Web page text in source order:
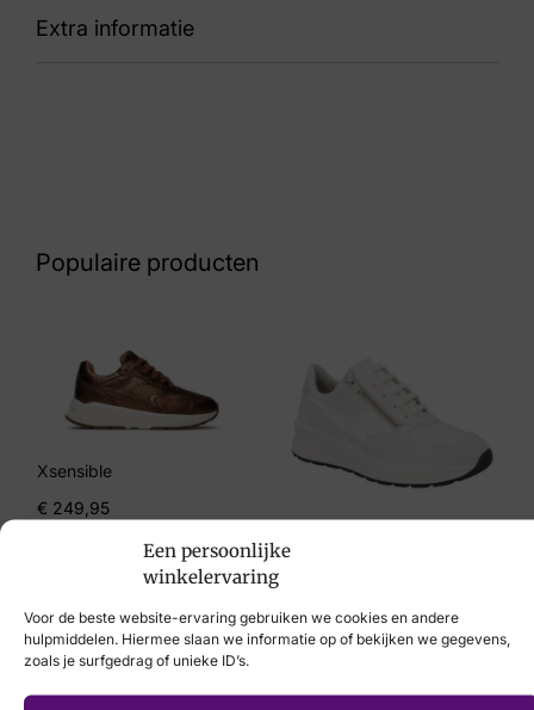
Een persoonlijke
winkelervaring
Voor de beste website-ervaring gebruiken we cookies en andere
hulpmiddelen. Hiermee slaan we informatie op of bekijken we gegevens,
zoals je surfgedrag of unieke ID’s.
Extra informatie
Merk
Post Xchange
Artikelnummer
Fiola
Populaire producten
Xsensible
€ 249,95